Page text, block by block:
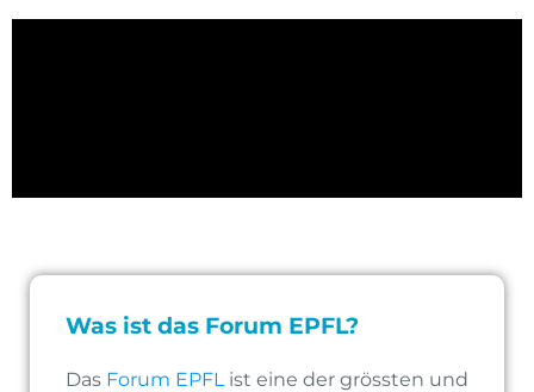
Was ist das Forum EPFL?
Das Forum EPFList eine der grössten und